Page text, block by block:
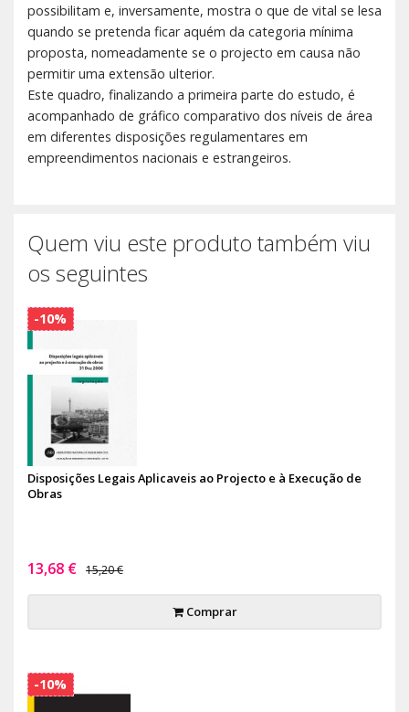
possibilitam e, inversamente, mostra o que de vital se lesa
quando se pretenda ficar aquém da categoria mínima
proposta, nomeadamente se o projecto em causa não
permitir uma extensão ulterior.
Este quadro, finalizando a primeira parte do estudo, é
acompanhado de gráfico comparativo dos níveis de área
em diferentes disposições regulamentares em
empreendimentos nacionais e estrangeiros.
Quem viu este produto também viu
os seguintes
Disposições Legais Aplicaveis ao Projecto e à Execução de
Obras
13,68 € 15,20 €
Comprar
-10%
-10%